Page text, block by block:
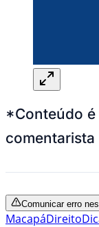
*Conteúdo é
comentarista
Comunicar erro
MacapáDireito